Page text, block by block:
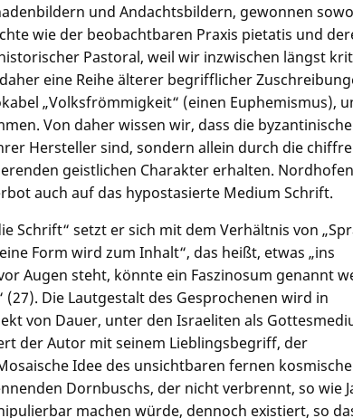
und Andachtsbildern, gewonnen
wie der beobachtbaren Praxis pietatis und
Pastoral, weil wir inzwischen längst
eine Reihe älterer begrifflicher
„Volksfrömmigkeit“ (einen Euphemismus),
Von daher wissen wir, dass die
Hersteller sind, sondern allein durch die
geistlichen Charakter erhalten. Nordhofen
auch auf das hypostasierte Medium Schrift.
Schrift“ setzt er sich mit dem Verhältnis von
Form wird zum Inhalt“, das heißt, etwas „ins
Augen steht, könnte ein Faszinosum genannt
Die Lautgestalt des Gesprochenen wird in
von Dauer, unter den Israeliten als
der Autor mit seinem Lieblingsbegriff, der
Idee des unsichtbaren fernen
Dornbuschs, der nicht verbrennt, so wie
machen würde, dennoch existiert, so